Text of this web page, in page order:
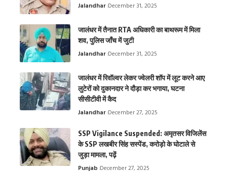
Jalandhar December 31, 2025
जालंधर में तैनात RTA अधिकारी का बाथरूम में मिला
शव, पुलिस जाँच में जुटी
Jalandhar December 31, 2025
जालंधर में रिवॉल्वर लेकर ज्वेलरी शॉप में लूट करने आए
लुटेरों को दुकानदार ने दौड़ा कर भगाया, घटना
सीसीटीवी में कैद
Jalandhar December 27, 2025
SSP Vigilance Suspended: अमृतसर विजिलेंस
के SSP लखबीर सिंह सस्पेंड, करोड़ो के घोटाले से
जुड़ा मामला, पढ़ें
Punjab December 27, 2025